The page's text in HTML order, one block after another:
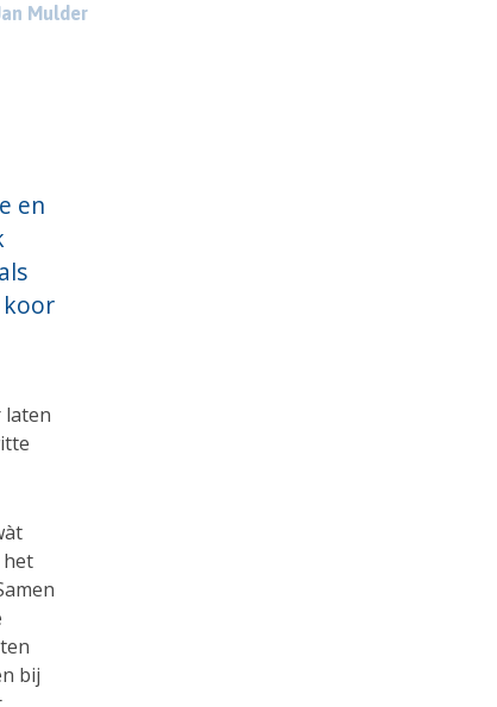
Mulder
en
koor
laten
het
bij